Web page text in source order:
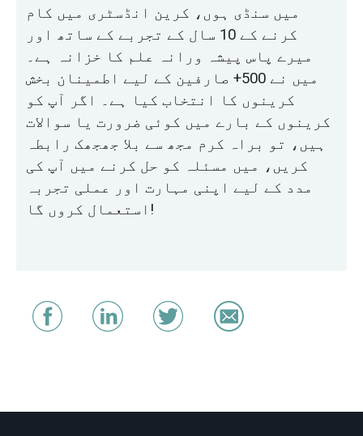
میں سنڈی ہوں، کرین انڈسٹری میں کام
کرنے کے 10 سال کے تجربے کے ساتھ اور
میرے پاس پیشہ ورانہ علم کا خزانہ ہے۔
میں نے 500+ صارفین کے لیے اطمینان بخش
کرینوں کا انتخاب کیا ہے۔ اگر آپ کو
کرینوں کے بارے میں کوئی ضرورت یا سوالات
ہیں، تو براہ کرم مجھ سے بلا جھجھک رابطہ
کریں، میں مسئلہ کو حل کرنے میں آپ کی
مدد کے لیے اپنی مہارت اور عملی تجربہ
استعمال کروں گا!